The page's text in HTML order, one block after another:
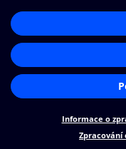
Cookies
Nastavení cookies